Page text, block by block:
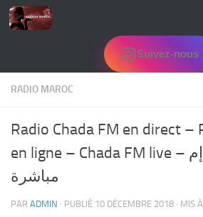
Skip to content
Suivez-nous
RADIO MAROC
Radio Chada FM en direct –
en ligne – Chada FM live – راديو شدى إف إم
مباشرة
PAR ADMIN · PUBLIÉ 10 DÉCEMBRE 2018 · MIS